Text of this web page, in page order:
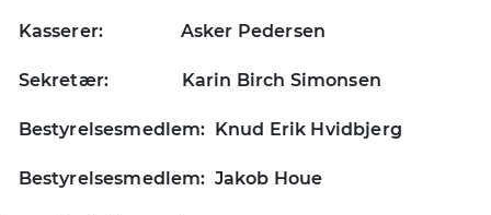
Kasserer: Asker Pedersen
Sekretær: Karin Birch Simonsen
Bestyrelsesmedlem: Knud Erik Hvidbjerg
Bestyrelsesmedlem: Jakob Houe